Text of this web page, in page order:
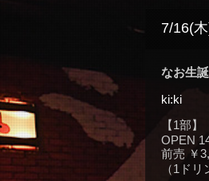
7/16(
なお生
ki:ki
【1部】
OPEN
前売 ￥
（1ドリ